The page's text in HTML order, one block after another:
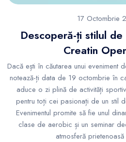
17 Octombrie
Descoperă-ți stilul
Creatin
Dacă ești în căutarea unui eveniment
notează-ți data de 19 octombrie în
aduce o zi plină de activități
pentru toți cei pasionați de un stil
Evenimentul promite să fie unul
clase de aerobic și un seminar
atmosferă